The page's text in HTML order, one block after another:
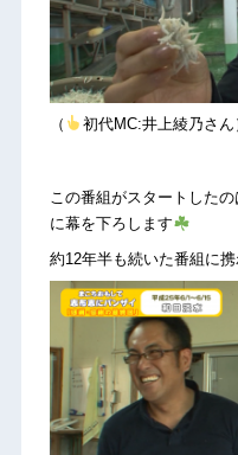
（ 初代MC:井上綾乃さん
この番組がスタートした
に幕を下ろします
約12年半も続いた番組に